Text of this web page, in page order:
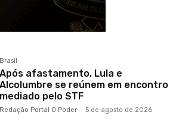
Brasil
Após afastamento, Lula e
Alcolumbre se reúnem em encontro
mediado pelo STF
Redação Portal O Poder - 5 de agosto de 2026